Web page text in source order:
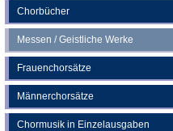
Chorbücher
Messen / Geistliche Werke
Frauenchorsätze
Männerchorsätze
Chormusik in Einzelausgaben